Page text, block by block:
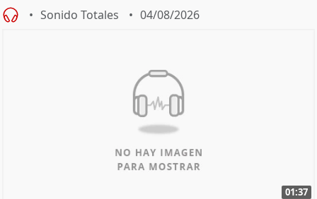
Sonido Totales 04/08/2026
01:37